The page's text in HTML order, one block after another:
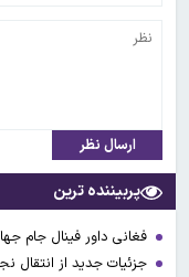
ارسال نظر
پربیننده ترین
فغانی داور فینال جام
جزئیات جدید از انتقال